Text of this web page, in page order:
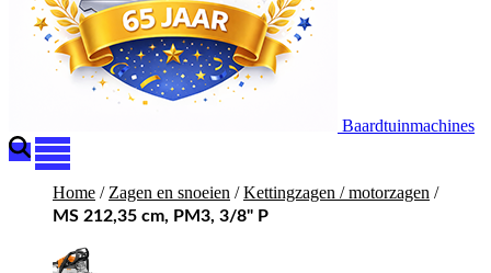
Baardtuinmachines
Home / Zagen en snoeien /Kettingzagen / motorzagen /
MS 212,35 cm, PM3, 3/8" P